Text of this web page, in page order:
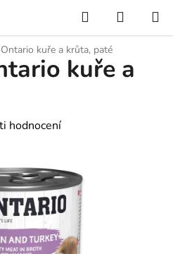
Hledat
KOŠÍK
kuře a krůta, paté
kuře a
hodnocení